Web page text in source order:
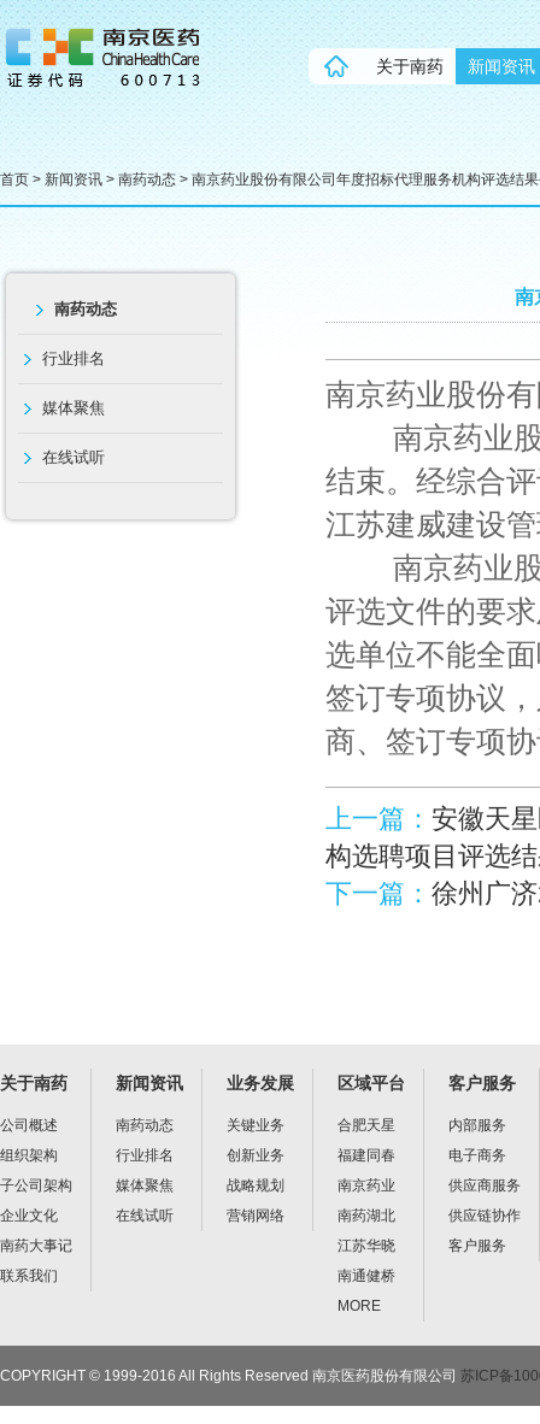
关于南药 新闻资讯
首页 > 新闻资讯 > 南药动态 > 南京药业股份有限公司年度招标代理服务机构评选结
南药动态
行业排名
媒体聚焦
在线试听
南
南京药业股份
南京药业股
结束。经综合
江苏建威建设
南京药业股
评选文件的要
选单位不能全
签订专项协议
商、签订专项
上一篇： 安徽天
构选聘项目评选
下一篇： 徐州广
关于南药
公司概述
组织架构
子公司架构
企业文化
南药大事记
联系我们
新闻资讯
南药动态
行业排名
媒体聚焦
在线试听
业务发展
关键业务
创新业务
战略规划
营销网络
区域平台
合肥天星
福建同春
南京药业
南药湖北
江苏华晓
南通健桥
MORE
客户服务
内部服务
电子商务
供应商服务
供应链协作
客户服务
COPYRIGHT © 1999-2016 All Rights Reserved 南京医药股份有限公司 苏ICP备